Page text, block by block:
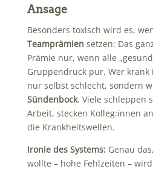
Ansage
Besonders toxisch wird es,
Teamprämien setzen: Das
Prämie nur, wenn alle
Gruppendruck pur. Wer
nur selbst schlecht, sondern
Sündenbock. Viele schleppen
Arbeit, stecken Kolleg:innen
die Krankheitswellen.
Ironie des Systems:Genau
wollte – hohe Fehlzeiten –